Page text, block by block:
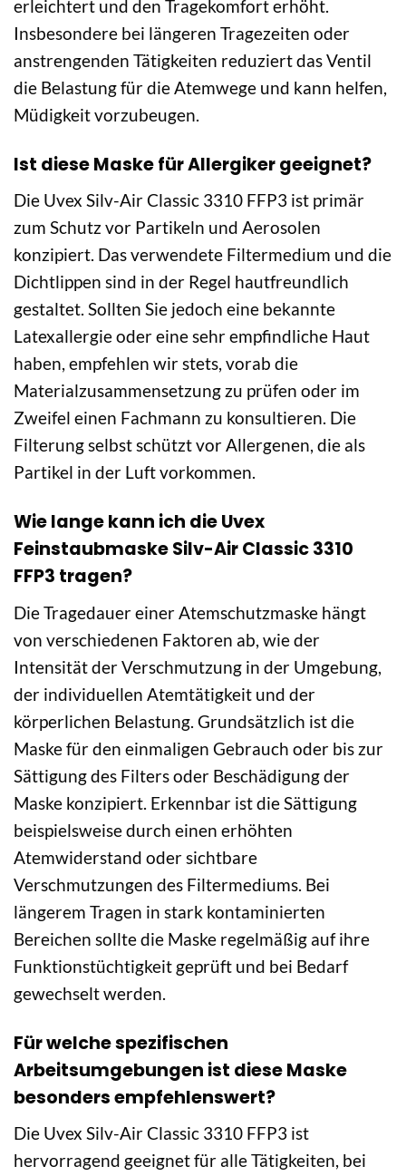
erleichtert und den Tragekomfort erhöht.
Insbesondere bei längeren Tragezeiten oder
anstrengenden Tätigkeiten reduziert das Ventil
die Belastung für die Atemwege und kann helfen,
Müdigkeit vorzubeugen.
Ist diese Maske für Allergiker geeignet?
Die Uvex Silv-Air Classic 3310 FFP3 ist primär
zum Schutz vor Partikeln und Aerosolen
konzipiert. Das verwendete Filtermedium und die
Dichtlippen sind in der Regel hautfreundlich
gestaltet. Sollten Sie jedoch eine bekannte
Latexallergie oder eine sehr empfindliche Haut
haben, empfehlen wir stets, vorab die
Materialzusammensetzung zu prüfen oder im
Zweifel einen Fachmann zu konsultieren. Die
Filterung selbst schützt vor Allergenen, die als
Partikel in der Luft vorkommen.
Wie lange kann ich die Uvex
Feinstaubmaske Silv-Air Classic 3310
FFP3 tragen?
Die Tragedauer einer Atemschutzmaske hängt
von verschiedenen Faktoren ab, wie der
Intensität der Verschmutzung in der Umgebung,
der individuellen Atemtätigkeit und der
körperlichen Belastung. Grundsätzlich ist die
Maske für den einmaligen Gebrauch oder bis zur
Sättigung des Filters oder Beschädigung der
Maske konzipiert. Erkennbar ist die Sättigung
beispielsweise durch einen erhöhten
Atemwiderstand oder sichtbare
Verschmutzungen des Filtermediums. Bei
längerem Tragen in stark kontaminierten
Bereichen sollte die Maske regelmäßig auf ihre
Funktionstüchtigkeit geprüft und bei Bedarf
gewechselt werden.
Für welche spezifischen
Arbeitsumgebungen ist diese Maske
besonders empfehlenswert?
Die Uvex Silv-Air Classic 3310 FFP3 ist
hervorragend geeignet für alle Tätigkeiten, bei